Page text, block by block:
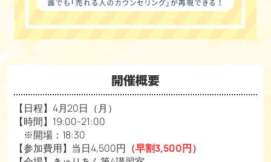
開催概要
【日程】4月20日（月）
【時間】19:00-21:00
※開場：18:30
【参加費用】当日4,500円 （早割3,500円）